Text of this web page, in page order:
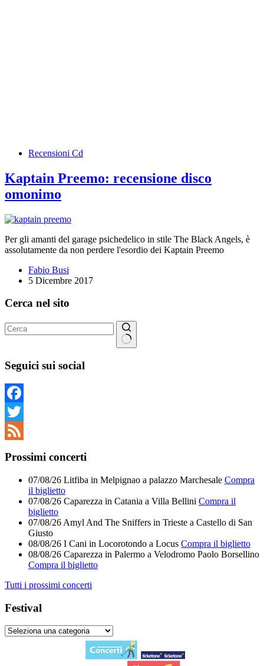
Recensioni Cd
Kaptain Preemo: recensione disco
omonimo
Per gli amanti del garage psichedelico in stile The Black Angels, è
assolutamente da non perdere l'esordio dei Kaptain Preemo
Fabio Busi
5 Dicembre 2017
Cerca nel sito
risultato
Seguici sui social
Facebook
Twitter
Prossimi concerti
07/08/26 Litfiba in Melpignao a palazzo Marchesale Compra
il biglietto
07/08/26 Caparezza in Catania a Villa Bellini Compra il
biglietto
07/08/26 Amyl And The Sniffers in Trieste a Castello di San
Giusto
08/08/26 I Cani in Locorotondo a Locus Compra il biglietto
08/08/26 Caparezza in Palermo a Velodromo Paolo Borsellino
Compra il biglietto
Tutti i prossimi concerti
Festival